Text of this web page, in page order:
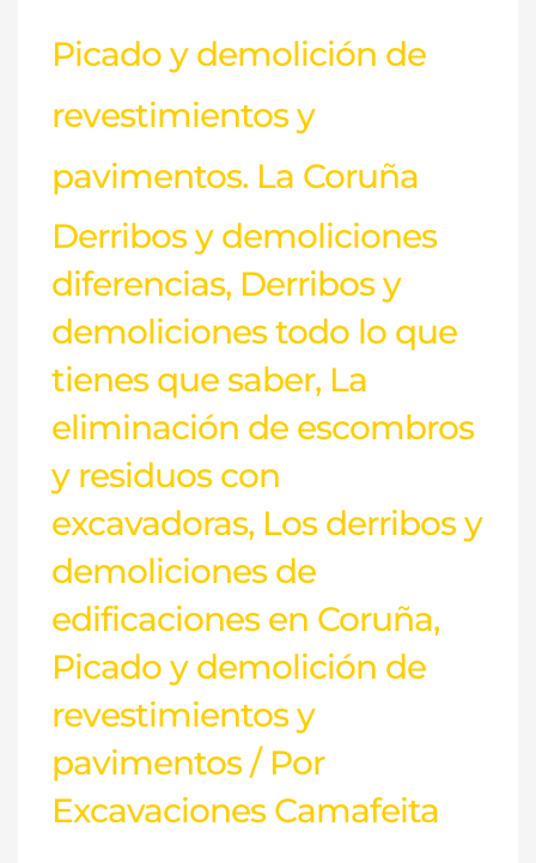
Picado y demolición de
revestimientos y
pavimentos. La Coruña
Derribos y demoliciones
diferencias, Derribos y
demoliciones todo lo que
tienes que saber, La
eliminación de escombros
y residuos con
excavadoras, Los derribos y
demoliciones de
edificaciones en Coruña,
Picado y demolición de
revestimientos y
pavimentos/ Por
Excavaciones Camafeita